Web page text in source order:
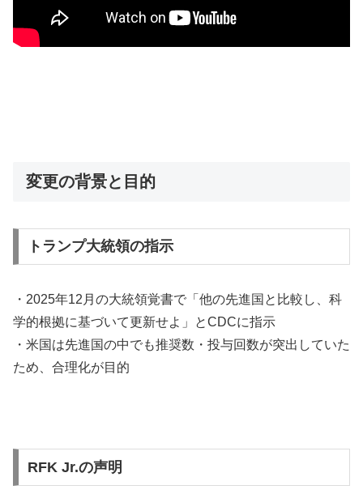
変更の背景と目的
トランプ大統領の指示
・2025年12月の大統領覚書で「他の先進国と比較し、科
学的根拠に基づいて更新せよ」とCDCに指示
・米国は先進国の中でも推奨数・投与回数が突出していた
ため、合理化が目的
RFK Jr.の声明